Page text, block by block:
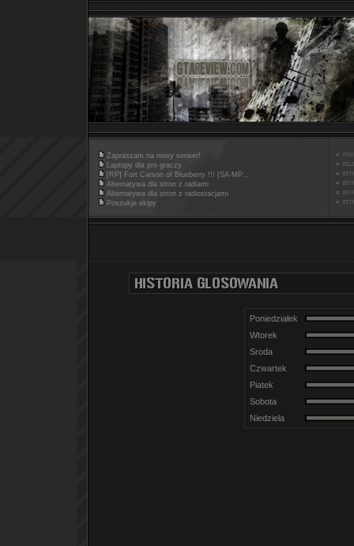
Zapraszam na nowy serwer!
Laptopy dla pro graczy
[RP] Fort Carson of Blueberry !!! [SA-MP...
Alternatywa dla stron z radiami
Alternatywa dla stron z radiostacjami
Poszukje ekipy
Poniedziałek
Wtorek
Sroda
Czwartek
Piatek
Sobota
Niedziela